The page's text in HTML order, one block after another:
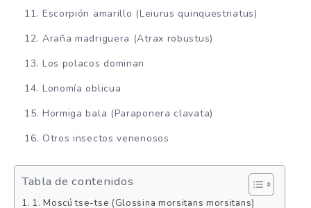
Escorpión amarillo (Leiurus quinquestriatus)
Araña madriguera (Atrax robustus)
Los polacos dominan
Lonomía oblicua
Hormiga bala (Paraponera clavata)
Otros insectos venenosos
Tabla de contenidos
1. Moscú tse-tse (Glossina morsitans morsitans)